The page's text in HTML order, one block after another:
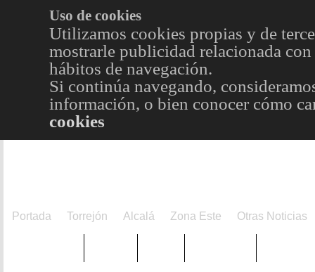
Uso de cookies
Utilizamos cookies propias y de
mostrarle publicidad relacionada
hábitos de navegación.
Si continúa navegando,
información, o bien conocer cómo
cookies
Portada Torrejón Alcalá Zona Este Otras Noticias